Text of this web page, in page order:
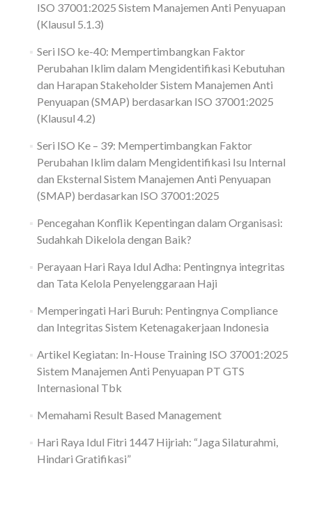
ISO 37001:2025 Sistem Manajemen Anti Penyuapan
(Klausul 5.1.3)
Seri ISO ke-40: Mempertimbangkan Faktor
Perubahan Iklim dalam Mengidentifikasi Kebutuhan
dan Harapan Stakeholder Sistem Manajemen Anti
Penyuapan (SMAP) berdasarkan ISO 37001:2025
(Klausul 4.2)
Seri ISO Ke – 39: Mempertimbangkan Faktor
Perubahan Iklim dalam Mengidentifikasi Isu Internal
dan Eksternal Sistem Manajemen Anti Penyuapan
(SMAP) berdasarkan ISO 37001:2025
Pencegahan Konflik Kepentingan dalam Organisasi:
Sudahkah Dikelola dengan Baik?
Perayaan Hari Raya Idul Adha: Pentingnya integritas
dan Tata Kelola Penyelenggaraan Haji
Memperingati Hari Buruh: Pentingnya Compliance
dan Integritas Sistem Ketenagakerjaan Indonesia
Artikel Kegiatan: In-House Training ISO 37001:2025
Sistem Manajemen Anti Penyuapan PT GTS
Internasional Tbk
Memahami Result Based Management
Hari Raya Idul Fitri 1447 Hijriah: “Jaga Silaturahmi,
Hindari Gratifikasi”